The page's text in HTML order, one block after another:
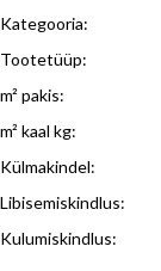
Kategooria:
Tootetüüp:
m² pakis:
m² kaal kg:
Külmakindel:
Libisemiskindlus:
Kulumiskindlus: